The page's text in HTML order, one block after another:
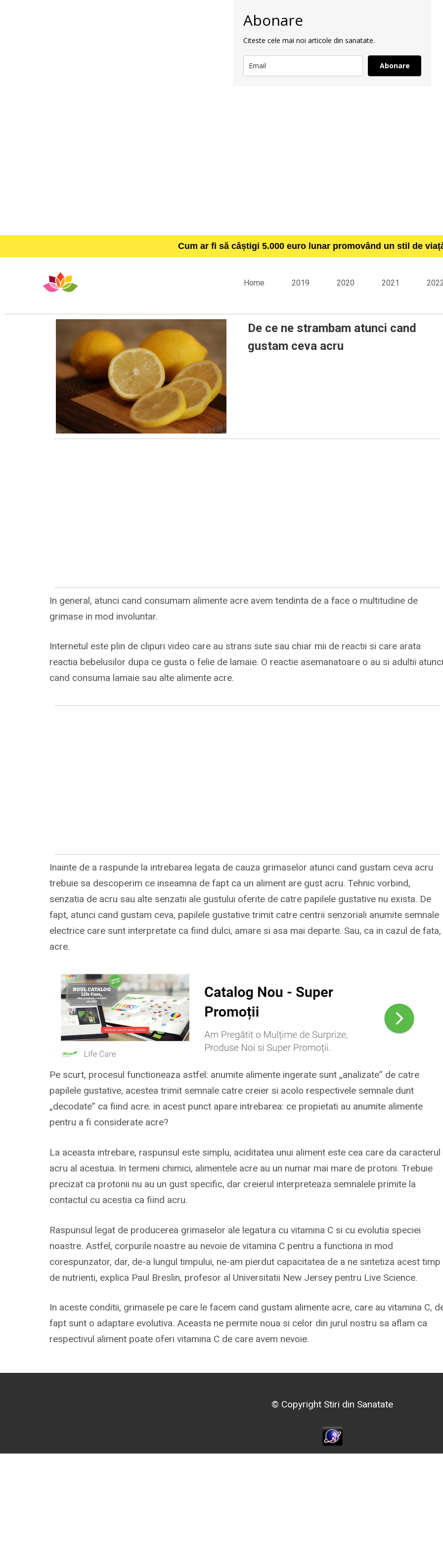
Abonare
Citeste cele mai noi articole din sanatate.
Abonare
Cum ar fi să câștigi 5.000 euro lunar promovând un stil de
Home 2019 2020 2021
De ce ne strambam atunci cand
gustam ceva acru
In general, atunci cand consumam alimente acre avem tendinta de a face o multitudine de
grimase in mod involuntar.
Internetul este plin de clipuri video care au strans sute sau chiar mii de reactii si care arata
reactia bebelusilor dupa ce gusta o felie de lamaie. O reactie asemanatoare o au si adultii atunci
cand consuma lamaie sau alte alimente acre.
Inainte de a raspunde la intrebarea legata de cauza grimaselor atunci cand gustam ceva acru
trebuie sa descoperim ce inseamna de fapt ca un aliment are gust acru. Tehnic vorbind,
senzatia de acru sau alte senzatii ale gustului oferite de catre papilele gustative nu exista. De
fapt, atunci cand gustam ceva, papilele gustative trimit catre centrii senzoriali anumite semnale
electrice care sunt interpretate ca fiind dulci, amare si asa mai departe. Sau, ca in cazul de fata,
acre.
Pe scurt, procesul functioneaza astfel: anumite alimente ingerate sunt „analizate” de catre
papilele gustative, acestea trimit semnale catre creier si acolo respectivele semnale dunt
„decodate” ca fiind acre. in acest punct apare intrebarea: ce propietati au anumite alimente
pentru a fi considerate acre?
La aceasta intrebare, raspunsul este simplu, aciditatea unui aliment este cea care da caracterul
acru al acestuia. In termeni chimici, alimentele acre au un numar mai mare de protoni. Trebuie
precizat ca protonii nu au un gust specific, dar creierul interpreteaza semnalele primite la
contactul cu acestia ca fiind acru.
Raspunsul legat de producerea grimaselor ale legatura cu vitamina C si cu evolutia speciei
noastre. Astfel, corpurile noastre au nevoie de vitamina C pentru a functiona in mod
corespunzator, dar, de-a lungul timpului, ne-am pierdut capacitatea de a ne sintetiza acest timp
de nutrienti, explica Paul Breslin, profesor al Universitatii New Jersey pentru Live Science.
In aceste conditii, grimasele pe care le facem cand gustam alimente acre, care au vitamina C,
fapt sunt o adaptare evolutiva. Aceasta ne permite noua si celor din jurul nostru sa aflam ca
respectivul aliment poate oferi vitamina C de care avem nevoie.
© Copyright Stiri din Sanatate